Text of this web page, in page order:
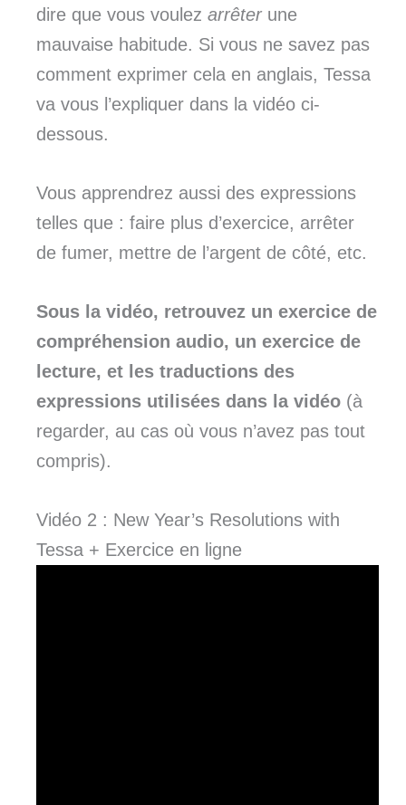
dire que vous voulez arrêter une
mauvaise habitude. Si vous ne savez pas
comment exprimer cela en anglais, Tessa
va vous l’expliquer dans la vidéo ci-
dessous.
Vous apprendrez aussi des expressions
telles que : faire plus d’exercice, arrêter
de fumer, mettre de l’argent de côté, etc.
Sous la vidéo, retrouvez un exercice de
compréhension audio, un exercice de
lecture, et les traductions des
expressions utilisées dans la vidéo (à
regarder, au cas où vous n’avez pas tout
compris).
Vidéo 2 : New Year’s Resolutions with
Tessa + Exercice en ligne